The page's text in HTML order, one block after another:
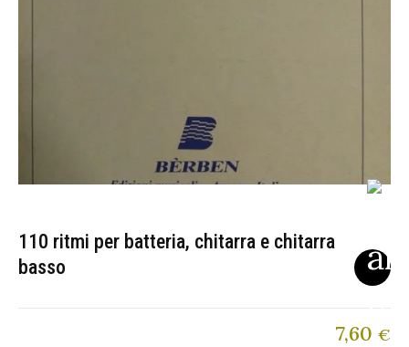
110 ritmi per batteria, chitarra e chitarra
basso
7,60 €